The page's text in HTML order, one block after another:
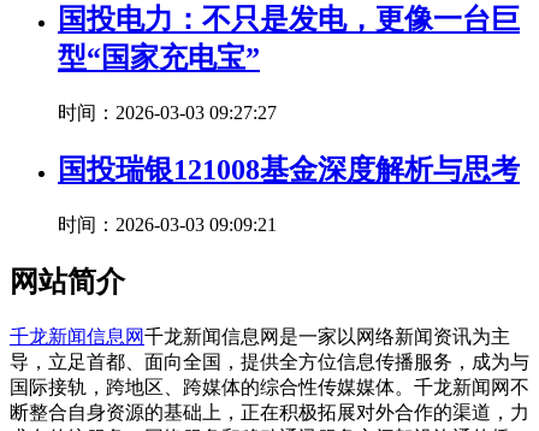
国投电力：不只是发电，更像一台巨
型“国家充电宝”
时间：2026-03-03 09:27:27
国投瑞银121008基金深度解析与思考
时间：2026-03-03 09:09:21
网站简介
千龙新闻信息网千龙新闻信息网是一家以网络新闻资讯为主
导，立足首都、面向全国，提供全方位信息传播服务，成为与
国际接轨，跨地区、跨媒体的综合性传媒媒体。千龙新闻网不
断整合自身资源的基础上，正在积极拓展对外合作的渠道，力